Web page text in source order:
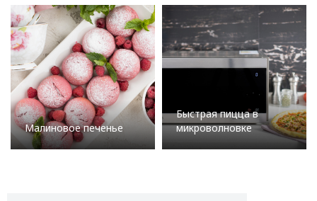
Малиновое печенье
Быстрая пицца в
микроволновке